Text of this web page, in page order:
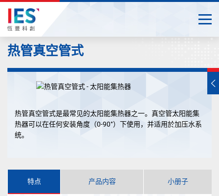
Start
main热管真空管式
热管真空管式是最常见的太阳能集热器之一。真空管太阳能集
热器可以在任何安装角度（0-90°）下使用，并适用於加压水系
统。
特点 产品内容 小册子